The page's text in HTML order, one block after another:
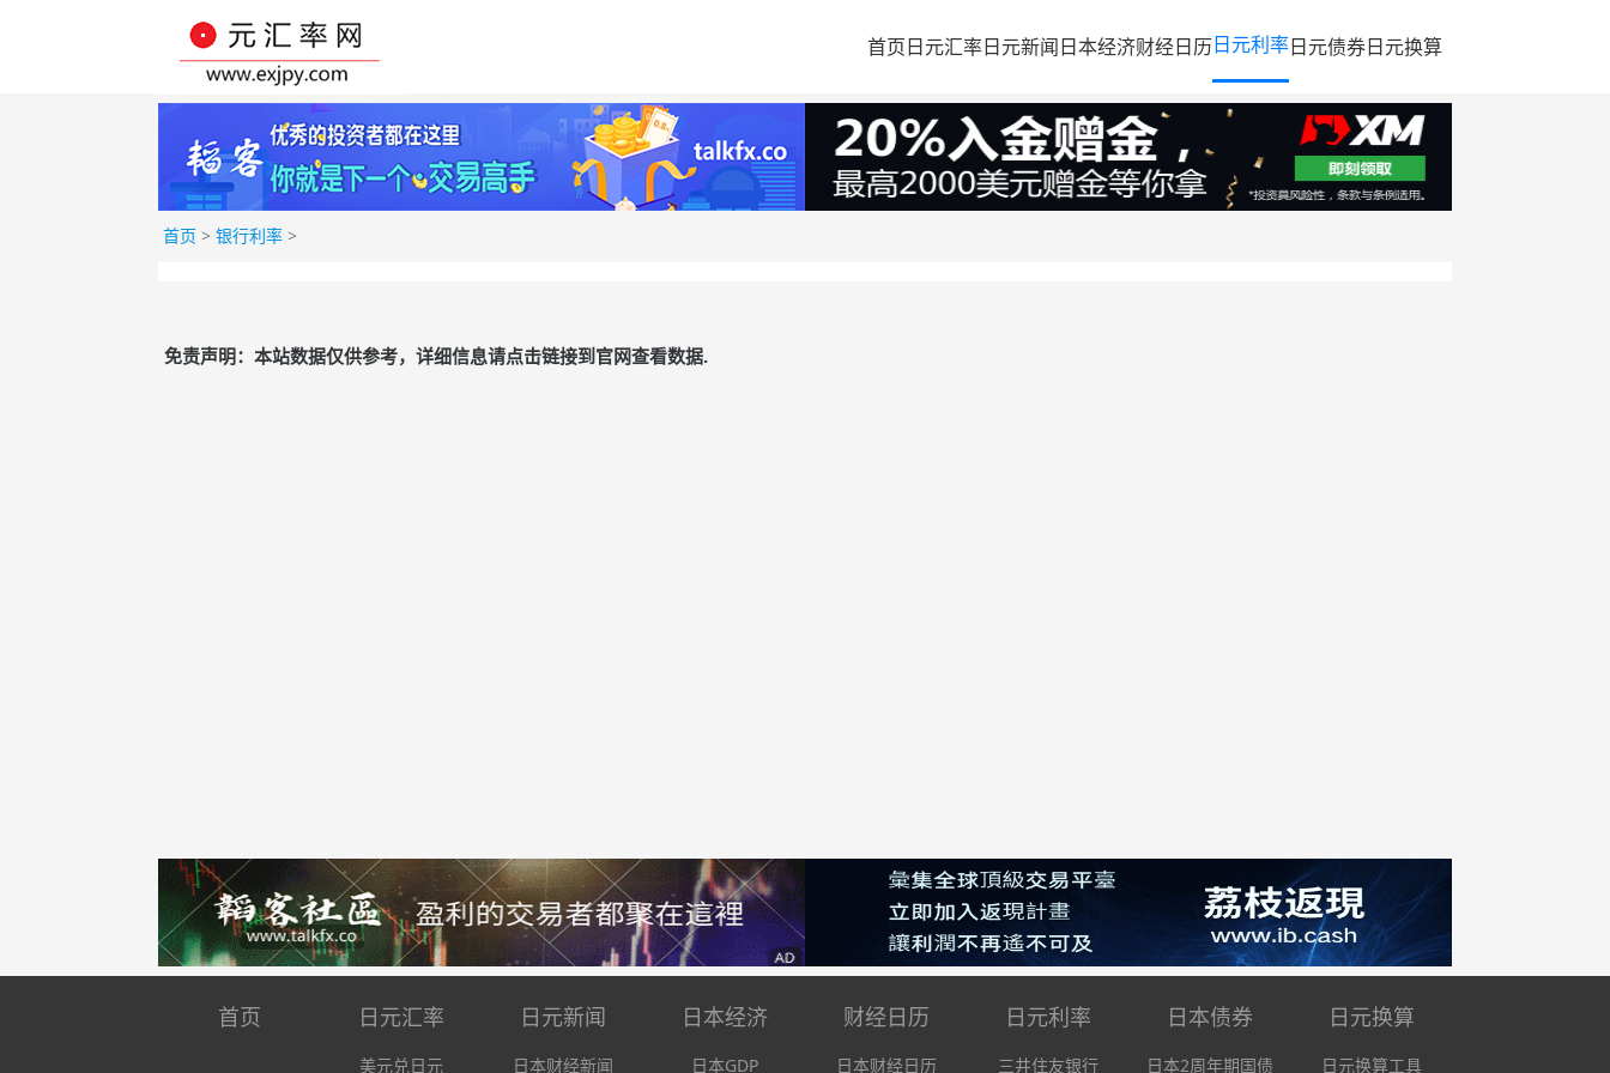
首页日元汇率日元新闻日本经济财经日历日元利率日元债券日元换算
首页 > 银行利率 >
免责声明：本站数据仅供参考，详细信息请点击链接到官网查看数据.
首页 日元汇率 日元新闻 日本经济 财经日历 日元利率 日本债券 日元换算
美元兑日元 日本财经新闻 日本GDP 日本财经日历 三井住友银行 日本2周年期国债 日元换算工具